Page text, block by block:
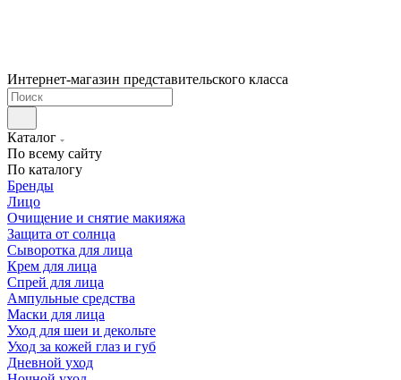
Интернет-магазин представительского класса
Каталог
По всему сайту
По каталогу
Бренды
Лицо
Очищение и снятие макияжа
Защита от солнца
Сыворотка для лица
Крем для лица
Спрей для лица
Ампульные средства
Маски для лица
Уход для шеи и декольте
Уход за кожей глаз и губ
Дневной уход